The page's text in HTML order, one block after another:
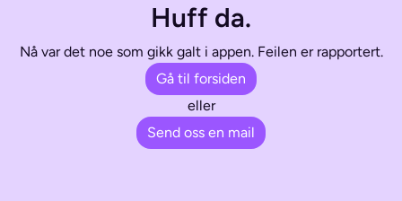
Huff da.
Nå var det noe som gikk galt i appen. Feilen er rapportert.
Gå til forsiden
eller
Send oss en mail